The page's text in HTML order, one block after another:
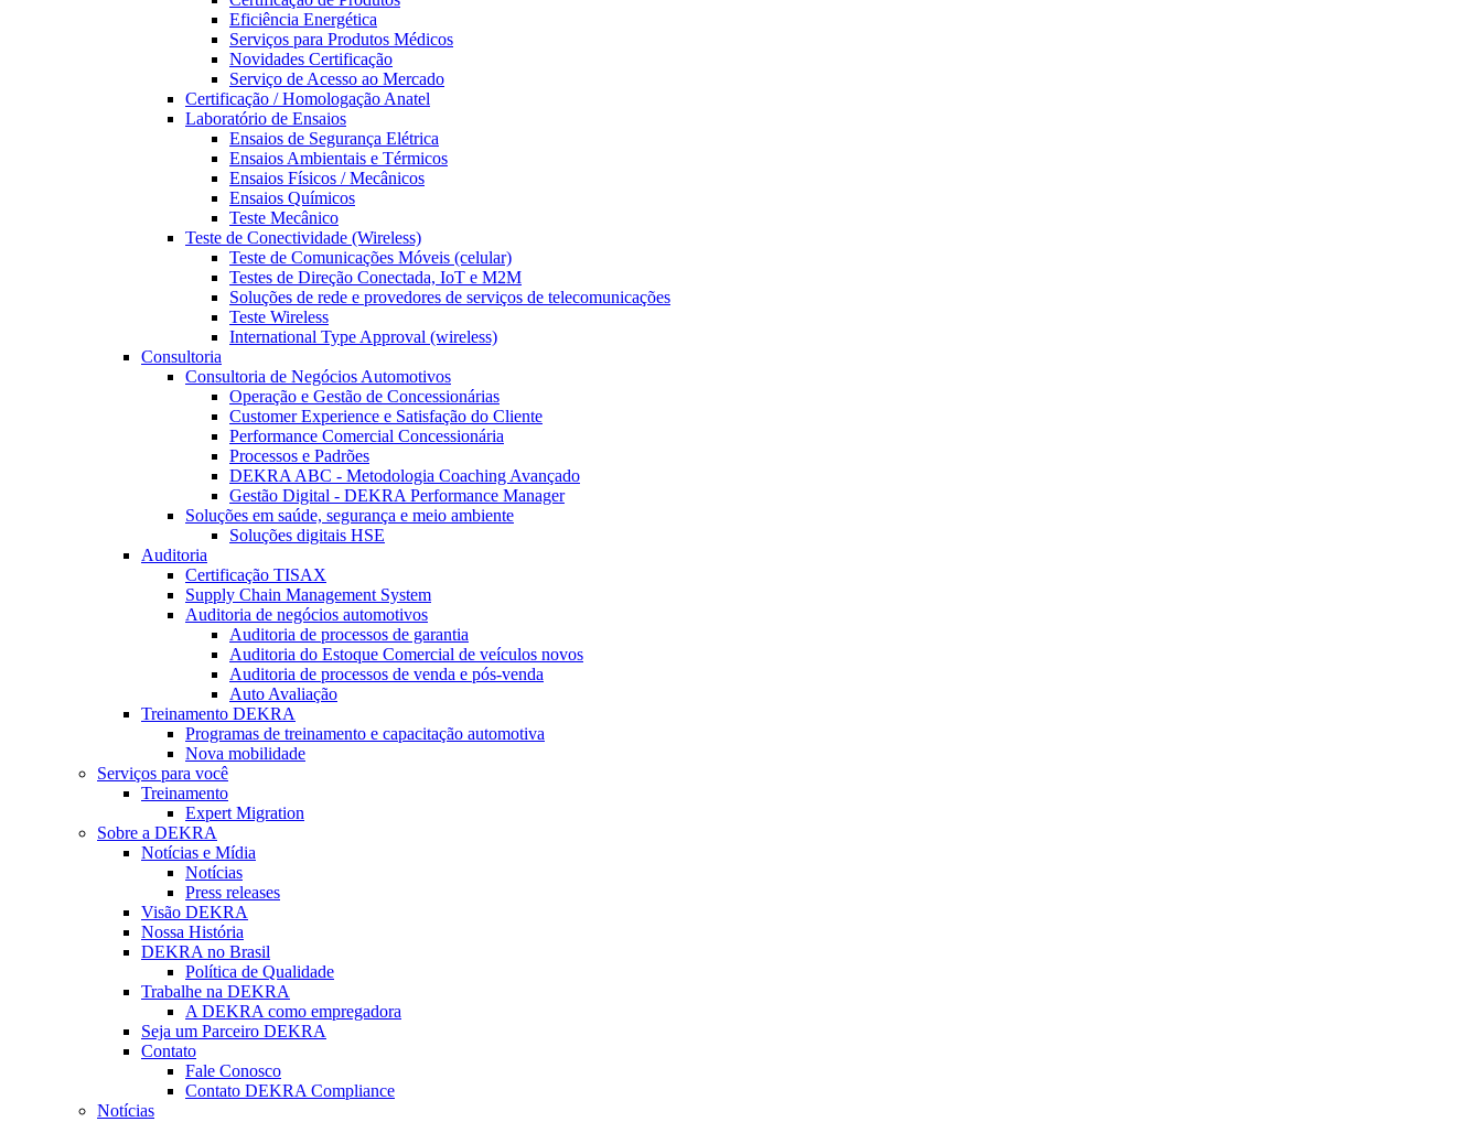
Eficiência Energética
Serviços para Produtos Médicos
Novidades Certificação
Serviço de Acesso ao Mercado
Certificação / Homologação Anatel
Laboratório de Ensaios
Ensaios de Segurança Elétrica
Ensaios Ambientais e Térmicos
Ensaios Físicos / Mecânicos
Ensaios Químicos
Teste Mecânico
Teste de Conectividade (Wireless)
Teste de Comunicações Móveis (celular)
Testes de Direção Conectada, IoT e M2M
Soluções de rede e provedores de serviços de telecomunicações
Teste Wireless
International Type Approval (wireless)
Consultoria
Consultoria de Negócios Automotivos
Operação e Gestão de Concessionárias
Customer Experience e Satisfação do Cliente
Performance Comercial Concessionária
Processos e Padrões
DEKRA ABC - Metodologia Coaching Avançado
Gestão Digital - DEKRA Performance Manager
Soluções em saúde, segurança e meio ambiente
Soluções digitais HSE
Auditoria
Certificação TISAX
Supply Chain Management System
Auditoria de negócios automotivos
Auditoria de processos de garantia
Auditoria do Estoque Comercial de veículos novos
Auditoria de processos de venda e pós-venda
Auto Avaliação
Treinamento DEKRA
Programas de treinamento e capacitação automotiva
Nova mobilidade
Serviços para você
Treinamento
Expert Migration
Sobre a DEKRA
Notícias e Mídia
Notícias
Press releases
Visão DEKRA
Nossa História
DEKRA no Brasil
Política de Qualidade
Trabalhe na DEKRA
A DEKRA como empregadora
Seja um Parceiro DEKRA
Contato
Fale Conosco
Contato DEKRA Compliance
Notícias